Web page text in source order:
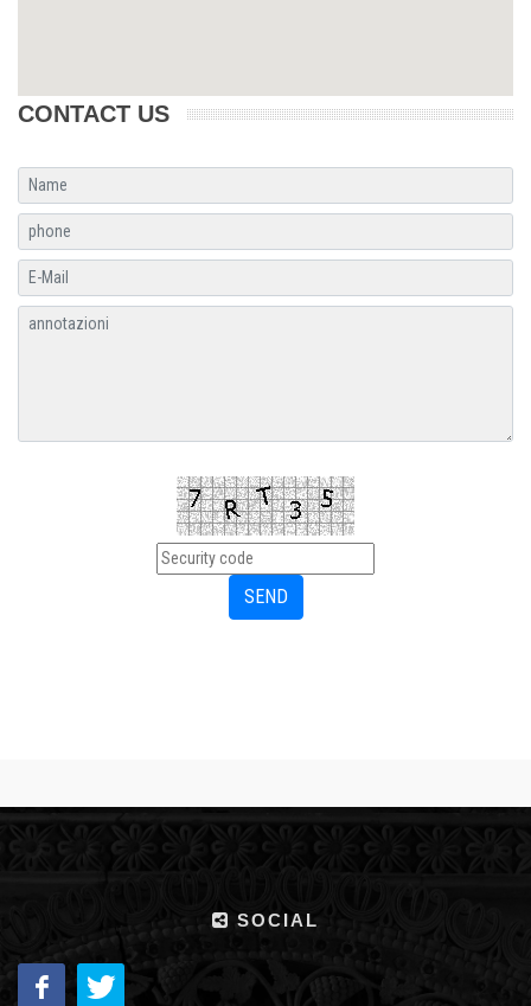
CONTACT US
SOCIAL